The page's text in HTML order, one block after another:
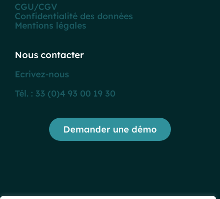
CGU/CGV
Confidentialité des données
Mentions légales
Nous contacter
Ecrivez-nous
Tél. : 33 (0)4 93 00 19 30
Demander une démo